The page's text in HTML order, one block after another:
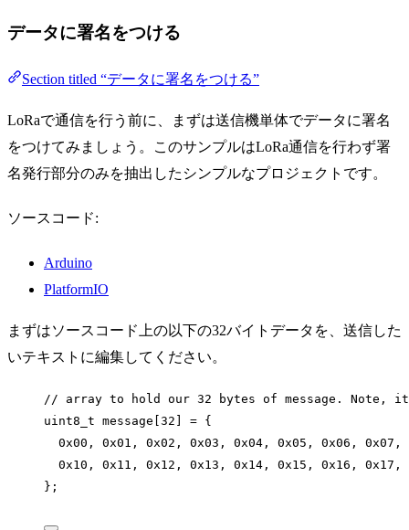
データに署名をつける
Section titled “データに署名をつける”
LoRaで通信を行う前に、まずは送信機単体でデータに署名
をつけてみましょう。このサンプルはLoRa通信を行わず署
名発行部分のみを抽出したシンプルなプロジェクトです。
ソースコード:
Arduino
PlatformIO
まずはソースコード上の以下の32バイトデータを、送信した
いテキストに編集してください。
// array to hold our 32 bytes of message. Note,
uint8_t message 32 = {
0x00 , 0x01 , 0x02 , 0x03 , 0x04 , 0x05 , 0x06 , 0x07 ,
0x10 , 0x11 , 0x12 , 0x13 , 0x14 , 0x15 , 0x16 , 0x17 ,
};